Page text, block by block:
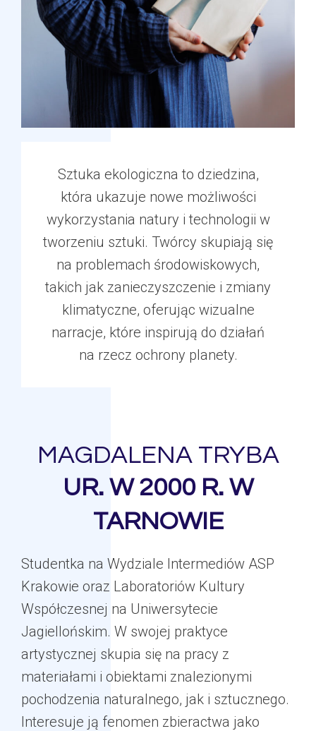
Sztuka ekologiczna to dziedzina,
która ukazuje nowe możliwości
wykorzystania natury i technologii w
tworzeniu sztuki. Twórcy skupiają się
na problemach środowiskowych,
takich jak zanieczyszczenie i zmiany
klimatyczne, oferując wizualne
narracje, które inspirują do działań
na rzecz ochrony planety.
MAGDALENA TRYBA
UR. W 2000 R. W
TARNOWIE
Studentka na Wydziale Intermediów ASP
Krakowie oraz Laboratoriów Kultury
Współczesnej na Uniwersytecie
Jagiellońskim. W swojej praktyce
artystycznej skupia się na pracy z
materiałami i obiektami znalezionymi
pochodzenia naturalnego, jak i sztucznego.
Interesuje ją fenomen zbieractwa jako